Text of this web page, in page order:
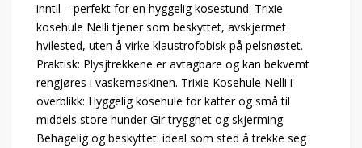
inntil – perfekt for en hyggelig kosestund. Trixie
kosehule Nelli tjener som beskyttet, avskjermet
hvilested, uten å virke klaustrofobisk på pelsnøstet.
Praktisk: Plysjtrekkene er avtagbare og kan bekvemt
rengjøres i vaskemaskinen. Trixie Kosehule Nelli i
overblikk: Hyggelig kosehule for katter og små til
middels store hunder Gir trygghet og skjerming
Behagelig og beskyttet: ideal som sted å trekke seg